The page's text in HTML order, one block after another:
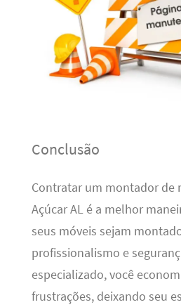
Conclusão
Contratar um montador de
Açúcar AL é a melhor
seus móveis sejam
profissionalismo e
especializado, você
frustrações, deixando seu